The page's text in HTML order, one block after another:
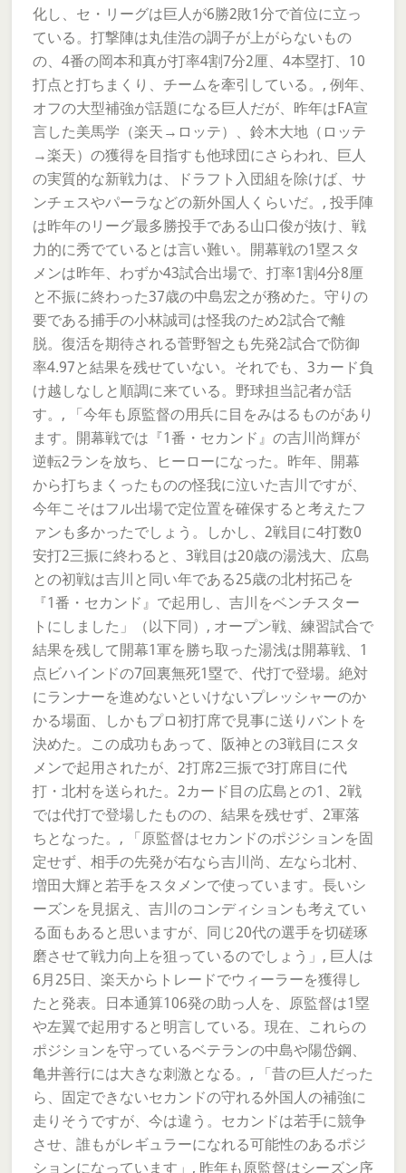
化し、セ・リーグは巨人が6勝2敗1分で首位に立っ
ている。打撃陣は丸佳浩の調子が上がらないもの
の、4番の岡本和真が打率4割7分2厘、4本塁打、10
打点と打ちまくり、チームを牽引している。, 例年、
オフの大型補強が話題になる巨人だが、昨年はFA宣
言した美馬学（楽天→ロッテ）、鈴木大地（ロッテ
→楽天）の獲得を目指すも他球団にさらわれ、巨人
の実質的な新戦力は、ドラフト入団組を除けば、サ
ンチェスやパーラなどの新外国人くらいだ。, 投手陣
は昨年のリーグ最多勝投手である山口俊が抜け、戦
力的に秀でているとは言い難い。開幕戦の1塁スタ
メンは昨年、わずか43試合出場で、打率1割4分8厘
と不振に終わった37歳の中島宏之が務めた。守りの
要である捕手の小林誠司は怪我のため2試合で離
脱。復活を期待される菅野智之も先発2試合で防御
率4.97と結果を残せていない。それでも、3カード負
け越しなしと順調に来ている。野球担当記者が話
す。, 「今年も原監督の用兵に目をみはるものがあり
ます。開幕戦では『1番・セカンド』の吉川尚輝が
逆転2ランを放ち、ヒーローになった。昨年、開幕
から打ちまくったものの怪我に泣いた吉川ですが、
今年こそはフル出場で定位置を確保すると考えたフ
ァンも多かったでしょう。しかし、2戦目に4打数0
安打2三振に終わると、3戦目は20歳の湯浅大、広島
との初戦は吉川と同い年である25歳の北村拓己を
『1番・セカンド』で起用し、吉川をベンチスター
トにしました」（以下同）, オープン戦、練習試合で
結果を残して開幕1軍を勝ち取った湯浅は開幕戦、1
点ビハインドの7回裏無死1塁で、代打で登場。絶対
にランナーを進めないといけないプレッシャーのか
かる場面、しかもプロ初打席で見事に送りバントを
決めた。この成功もあって、阪神との3戦目にスタ
メンで起用されたが、2打席2三振で3打席目に代
打・北村を送られた。2カード目の広島との1、2戦
では代打で登場したものの、結果を残せず、2軍落
ちとなった。, 「原監督はセカンドのポジションを固
定せず、相手の先発が右なら吉川尚、左なら北村、
増田大輝と若手をスタメンで使っています。長いシ
ーズンを見据え、吉川のコンディションも考えてい
る面もあると思いますが、同じ20代の選手を切磋琢
磨させて戦力向上を狙っているのでしょう」, 巨人は
6月25日、楽天からトレードでウィーラーを獲得し
たと発表。日本通算106発の助っ人を、原監督は1塁
や左翼で起用すると明言している。現在、これらの
ポジションを守っているベテランの中島や陽岱鋼、
亀井善行には大きな刺激となる。, 「昔の巨人だった
ら、固定できないセカンドの守れる外国人の補強に
走りそうですが、今は違う。セカンドは若手に競争
させ、誰もがレギュラーになれる可能性のあるポジ
ションになっています」, 昨年も原監督はシーズン序